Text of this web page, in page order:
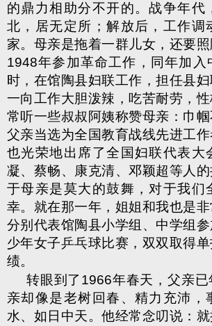
的鼎力相助分不开的。战争年代
北，居无定所；解放后，工作调
家。母亲是拖着一群儿女，还要
1948年参加革命工作，同年加入
时，在馆陶县妇联工作，担任县
一向工作大胆泼辣，吃苦耐劳，
常听一些叔叔阿姨称赞母亲：巾
父亲当选为全国教育战线先进工
也光荣地出席了全国妇联代表大
凝、蔡畅、康克清、邓颖超等人
于母亲是莫大的鼓舞，对于我们
幸。就在那一年，姐姐和我也是
分别代表馆陶县小学组、中学组
少年女子乒乓球比赛，双双取得
绩。
转眼到了 1966年春天，父亲
亲却像是老树回春、精力充沛，
水、如日中天。他经常念叨说：